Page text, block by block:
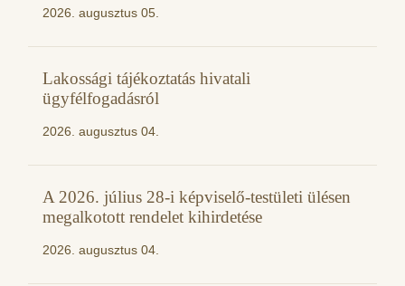
2026. augusztus 05.
Lakossági tájékoztatás hivatali
ügyfélfogadásról
2026. augusztus 04.
A 2026. július 28-i képviselő-testületi ülésen
megalkotott rendelet kihirdetése
2026. augusztus 04.